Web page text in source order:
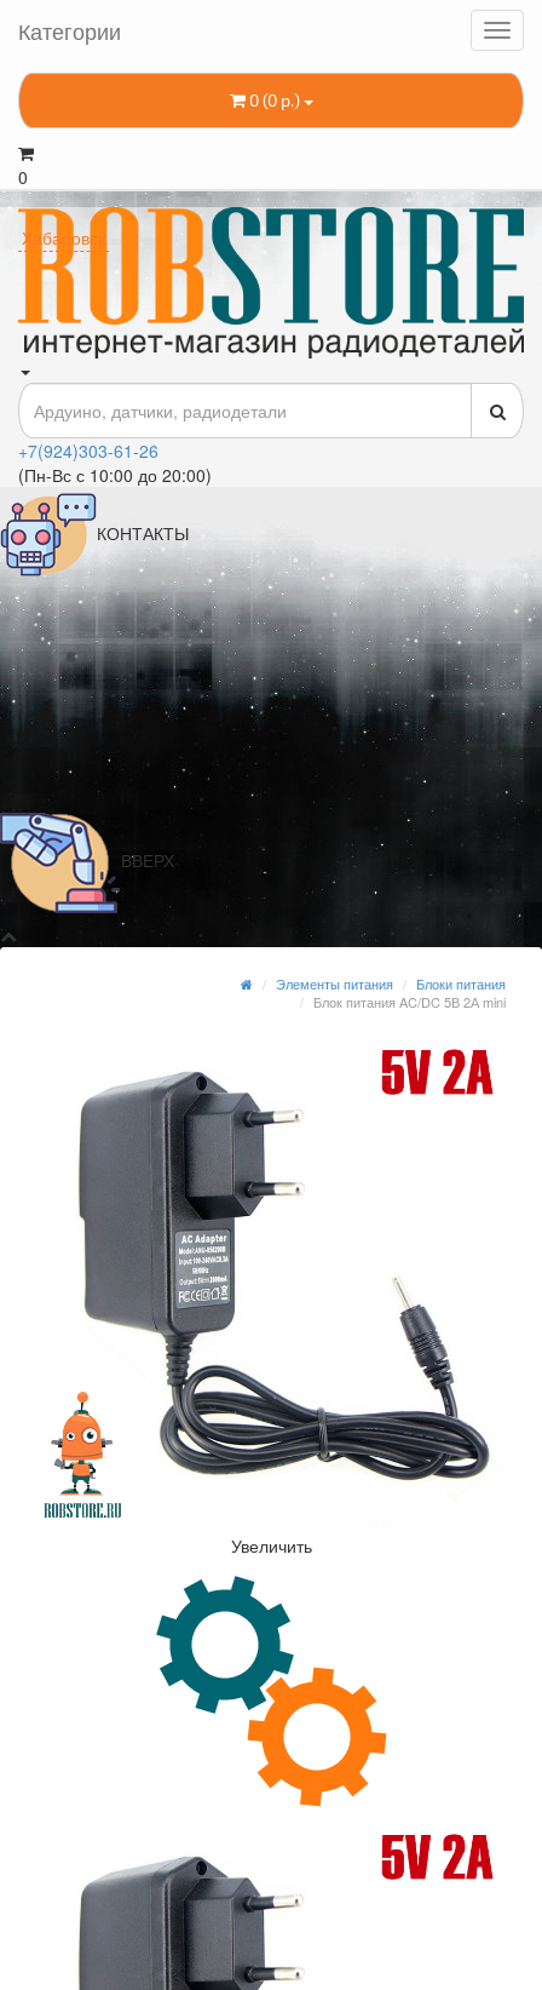
Категории
0 (0 р.)
0
Хабаровск
+7(924)303-61-26
(Пн-Вс с 10:00 до 20:00)
КОНТАКТЫ
ВВЕРХ
Элементы питания
Блоки питания
Блок питания AC/DC 5В 2А mini
Увеличить